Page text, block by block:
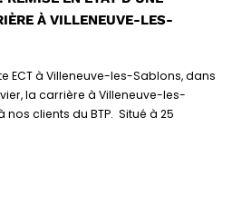
À VILLENEUVE-LES-
ECT à Villeneuve-les-Sablons, dans
la carrière à Villeneuve-les-
clients du BTP. Situé à 25